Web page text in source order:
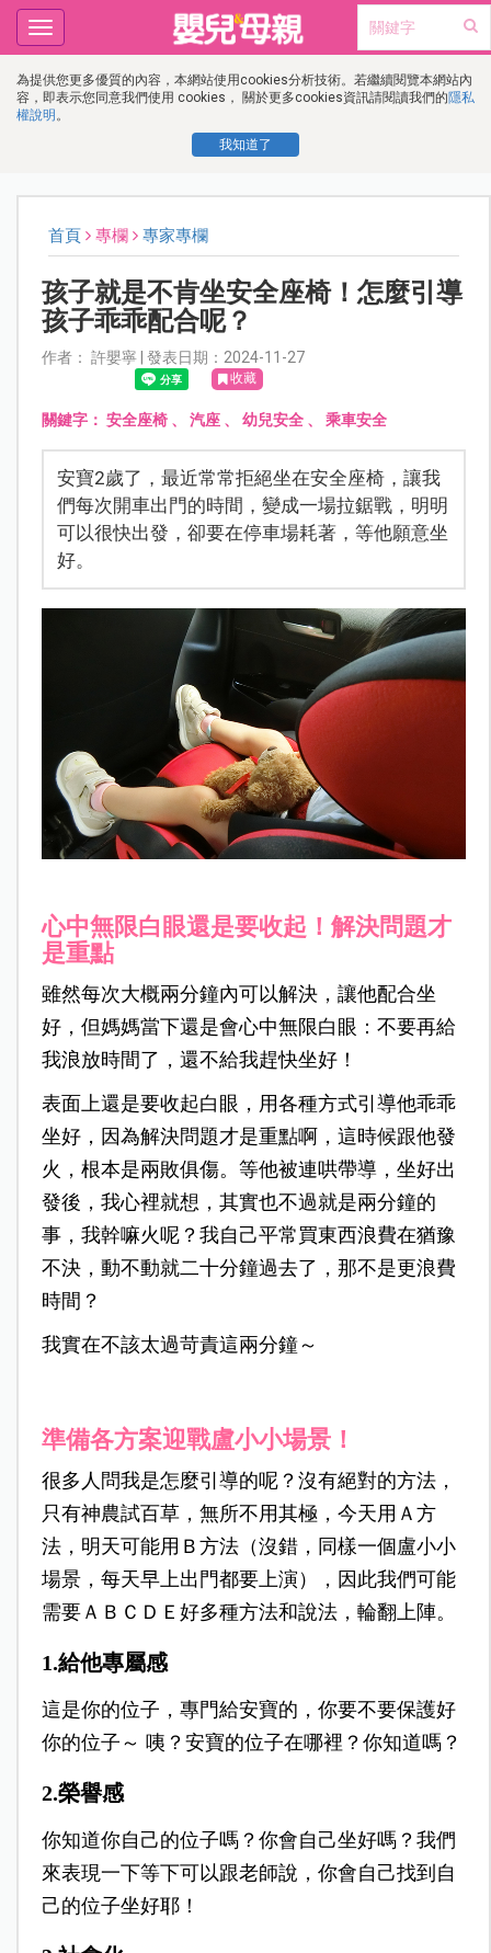
為提供您更多優質的內容，本網站使用cookies分析技術。若繼續閱覽本網站內
容，即表示您同意我們使用 cookies， 關於更多cookies資訊請閱讀我們的隱私
權說明 。
我知道了
Toggle
navigation
首頁 專欄 專家專欄
孩子就是不肯坐安全座椅！怎麼引導
孩子乖乖配合呢？
作者： 許嬰寧 | 發表日期：2024-11-27
收藏
關鍵字： 安全座椅、 汽座、 幼兒安全、 乘車安全
安寶2歲了，最近常常拒絕坐在安全座椅，讓我
們每次開車出門的時間，變成一場拉鋸戰，明明
可以很快出發，卻要在停車場耗著，等他願意坐
好。
心中無限白眼還是要收起！解決問題才
是重點
雖然每次大概兩分鐘內可以解決，讓他配合坐
好，但媽媽當下還是會心中無限白眼：不要再給
我浪放時間了，還不給我趕快坐好！
表面上還是要收起白眼，用各種方式引導他乖乖
坐好，因為解決問題才是重點啊，這時候跟他發
火，根本是兩敗俱傷。等他被連哄帶導，坐好出
發後，我心裡就想，其實也不過就是兩分鐘的
事，我幹嘛火呢？我自己平常買東西浪費在猶豫
不決，動不動就二十分鐘過去了，那不是更浪費
時間？
我實在不該太過苛責這兩分鐘～
準備各方案迎戰盧小小場景！
很多人問我是怎麼引導的呢？沒有絕對的方法，
只有神農試百草，無所不用其極，今天用Ａ方
法，明天可能用Ｂ方法（沒錯，同樣一個盧小小
場景，每天早上出門都要上演），因此我們可能
需要ＡＢＣＤＥ好多種方法和說法，輪翻上陣。
1.給他專屬感
這是你的位子，專門給安寶的，你要不要保護好
你的位子～ 咦？安寶的位子在哪裡？你知道嗎？
2.榮譽感
你知道你自己的位子嗎？你會自己坐好嗎？我們
來表現一下等下可以跟老師說，你會自己找到自
己的位子坐好耶！